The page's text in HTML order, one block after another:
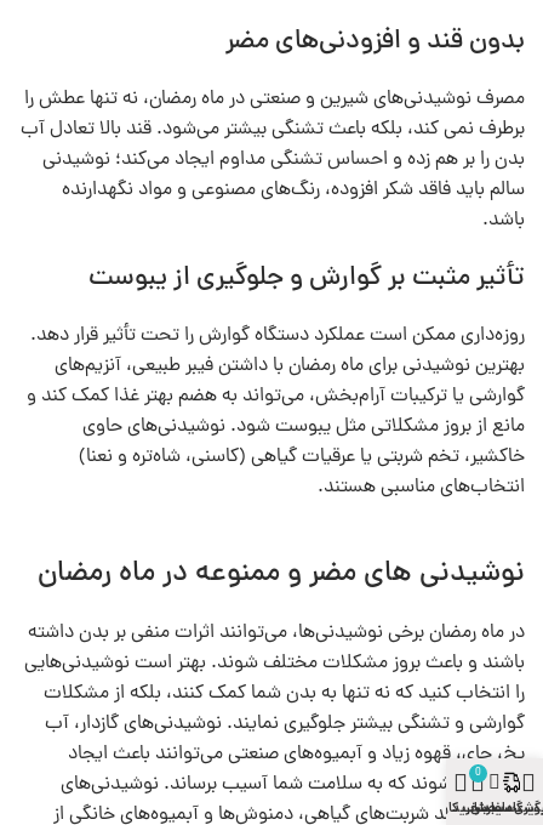
بدون قند و افزودنی‌های مضر
مصرف نوشیدنی‌های شیرین و صنعتی در ماه رمضان، نه‌ تنها عطش را
برطرف نمی‌ کند، بلکه باعث تشنگی بیشتر می‌شود. قند بالا تعادل آب
بدن را بر هم زده و احساس تشنگی مداوم ایجاد می‌کند؛ نوشیدنی
سالم باید فاقد شکر افزوده، رنگ‌های مصنوعی و مواد نگهدارنده
باشد.
تأثیر مثبت بر گوارش و جلوگیری از یبوست
روزه‌داری ممکن است عملکرد دستگاه گوارش را تحت تأثیر قرار دهد.
بهترین نوشیدنی برای ماه رمضان با داشتن فیبر طبیعی، آنزیم‌های
گوارشی یا ترکیبات آرام‌بخش، می‌تواند به هضم بهتر غذا کمک کند و
مانع از بروز مشکلاتی مثل یبوست شود. نوشیدنی‌های حاوی
خاکشیر، تخم شربتی یا عرقیات گیاهی (کاسنی، شاه‌تره و نعنا)
انتخاب‌های مناسبی هستند.
نوشیدنی‌ های مضر و ممنوعه در ماه رمضان
در ماه رمضان برخی نوشیدنی‌ها، می‌توانند اثرات منفی بر بدن داشته
باشند و باعث بروز مشکلات مختلف شوند. بهتر است نوشیدنی‌هایی
را انتخاب کنید که نه تنها به بدن شما کمک کنند، بلکه از مشکلات
گوارشی و تشنگی بیشتر جلوگیری نمایند. نوشیدنی‌های گازدار، آب
یخ، چای، قهوه زیاد و آبمیوه‌های صنعتی می‌توانند باعث ایجاد
مشکلاتی شوند که به سلامت شما آسیب برساند. نوشیدنی‌های
طبیعی مانند شربت‌های گیاهی، دمنوش‌ها و آبمیوه‌های خانگی از
سفارش
سایدبار
0
سبد خرید
حساب کاربری